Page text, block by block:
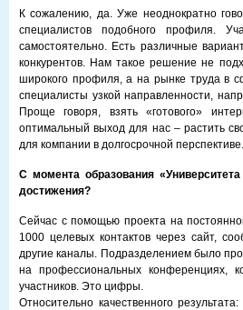
К сожалению, да. Уже неоднократно
специалистов подобного профиля.
самостоятельно. Есть различные
конкурентов. Нам такое решение не
широкого профиля, а на рынке труда в
специалисты узкой направленности,
Проще говоря, взять «готового»
оптимальный выход для нас – растить
для компании в долгосрочной перспективе.
С момента образования
достижения?
Сейчас с помощью проекта на
1000 целевых контактов через сайт,
другие каналы. Подразделением было
на профессиональных конференциях,
участников. Это цифры.
Относительно качественного